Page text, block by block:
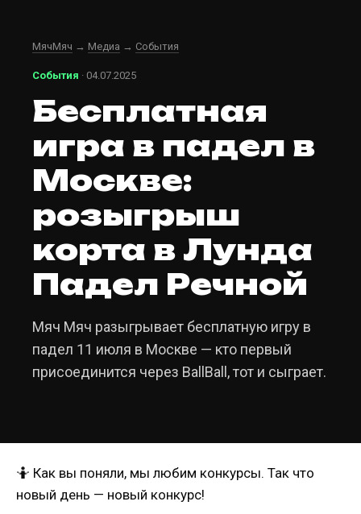
МячМяч → Медиа → События
События · 04.07.2025
Бесплатная
игра в падел в
Москве:
розыгрыш
корта в Лунда
Падел Речной
Мяч Мяч разыгрывает бесплатную игру в
падел 11 июля в Москве — кто первый
присоединится через BallBall, тот и сыграет.
🤷 Как вы поняли, мы любим конкурсы. Так что
новый день — новый конкурс!